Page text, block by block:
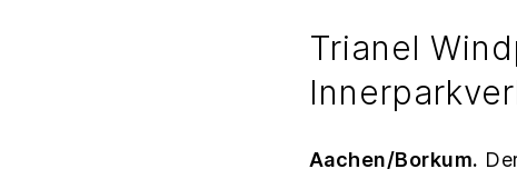
Trianel
Aachen/Borkum.